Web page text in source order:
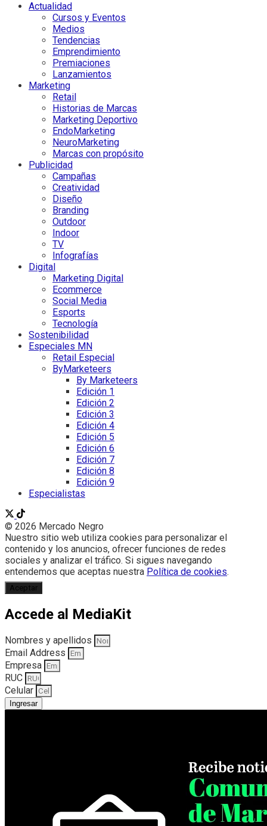
Actualidad
Cursos y Eventos
Medios
Tendencias
Emprendimiento
Premiaciones
Lanzamientos
Marketing
Retail
Historias de Marcas
Marketing Deportivo
EndoMarketing
NeuroMarketing
Marcas con propósito
Publicidad
Campañas
Creatividad
Diseño
Branding
Outdoor
Indoor
TV
Infografías
Digital
Marketing Digital
Ecommerce
Social Media
Esports
Tecnología
Sostenibilidad
Especiales MN
Retail Especial
ByMarketeers
By Marketeers
Edición 1
Edición 2
Edición 3
Edición 4
Edición 5
Edición 6
Edición 7
Edición 8
Edición 9
Especialistas
© 2026 Mercado Negro
Nuestro sitio web utiliza cookies para personalizar el
contenido y los anuncios, ofrecer funciones de redes
sociales y analizar el tráfico. Si sigues navegando
entendemos que aceptas nuestra Política de cookies.
Aceptar
Accede al MediaKit
Nombres y apellidos
Email Address
Empresa
RUC
Celular
Ingresar